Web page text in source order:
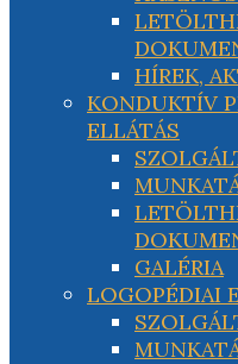
HÍREK,
KONDUKTÍV
ELLÁTÁS
GALÉRIA
LOGOPÉDIAI